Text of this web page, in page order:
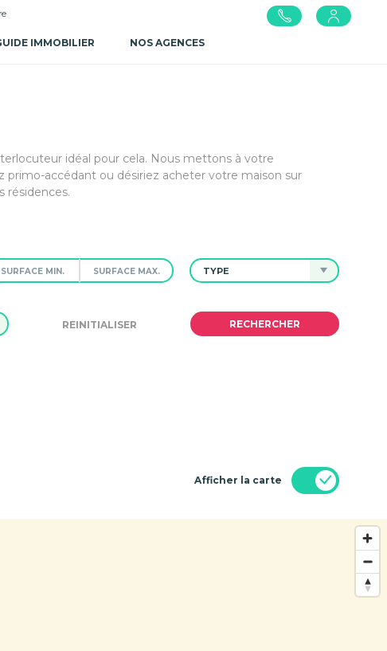
IMMOBILIER NOS AGENCES
idéal pour cela. Nous mettons à votre
accédant ou désiriez acheter votre maison sur
résidences.
TYPE
Afficher la carte